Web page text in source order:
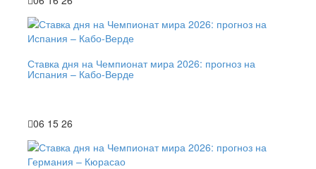
Ставка дня на Чемпионат мира 2026: прогноз на
Испания – Кабо-Верде
06 15 26